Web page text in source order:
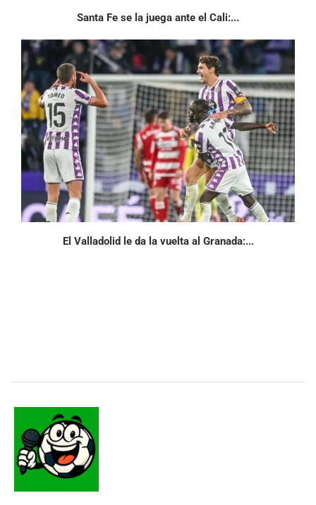
Santa Fe se la juega ante el Cali:...
El Valladolid le da la vuelta al Granada:...